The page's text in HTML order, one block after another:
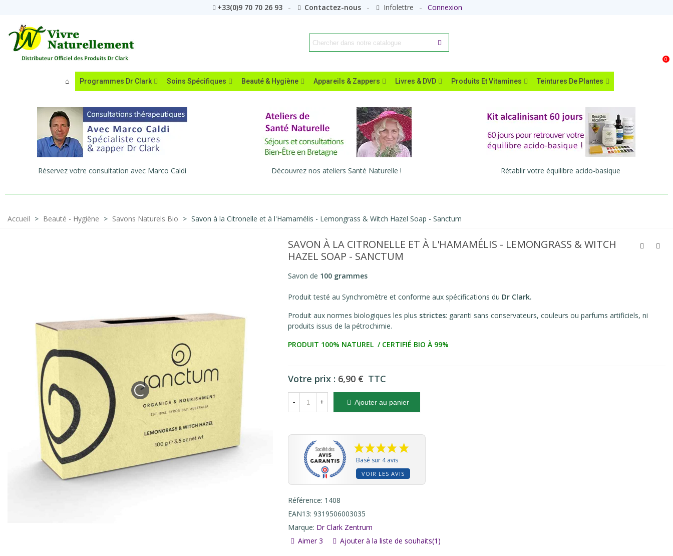
+33(0)9 70 70 26 93 Contactez-nous Infolettre Connexion
0
Programmes Dr Clark Soins Spécifiques Beauté & Hygiène Appareils & Zappers Livres & DVD Produits Et Vitamines Teintures De Plantes
Réservez votre consultation avec Marco Caldi Découvrez nos ateliers Santé Naturelle ! Rétablir votre équilibre acido-basique
Accueil > Beauté - Hygiène > Savons Naturels Bio > Savon à la Citronelle et à l'Hamamélis - Lemongrass & Witch Hazel Soap - Sanctum
SAVON À LA CITRONELLE ET À L'HAMAMÉLIS - LEMONGRASS & WITCH
HAZEL SOAP - SANCTUM
Savon de 100 grammes
Produit testé au Synchromètre et conforme aux spécifications du Dr Clark.
Produit aux normes biologiques les plus strictes: garanti sans conservateurs, couleurs ou parfums artificiels, ni
produits issus de la pétrochimie.
PRODUIT 100% NATUREL / CERTIFIÉ BIO À 99%
Votre prix : 6,90 € TTC
- + Ajouter au panier
Basé sur 4 avis
VOIR LES AVIS
Référence: 1408
EAN13: 9319506003035
Marque: Dr Clark Zentrum
Aimer 3 Ajouter à la liste de souhaits(1 )